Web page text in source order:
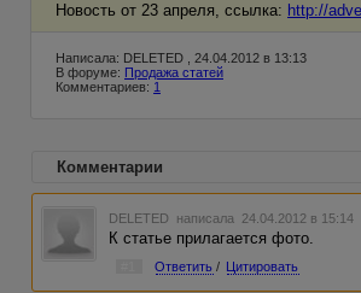
Новость от 23 апреля, ссылка: http://
Написала: DELETED , 24.04.2012 в 13:13
В форуме: Продажа статей
Комментариев: 1
Комментарии
DELETED написала 24.04.2012 в 15:14
К статье прилагается фото.
Ответить / Цитировать